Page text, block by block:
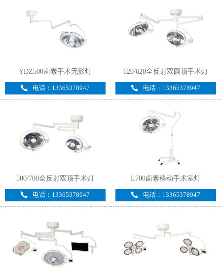
YDZ500卤素手术无影灯
电话：13365378947
620/620全反射双圆顶手术灯
电话：13365378947
500/700全反射双顶手术灯
电话：13365378947
L700卤素移动手术室灯
电话：13365378947